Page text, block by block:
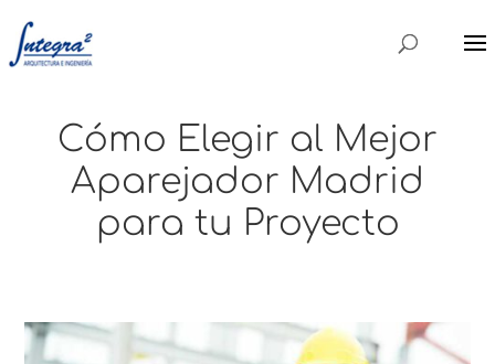
Cómo Elegir al Mejor
Aparejador Madrid
para tu Proyecto